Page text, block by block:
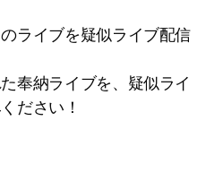
ライブを疑似ライブ配信
奉納ライブを、疑似ライ
ださい！